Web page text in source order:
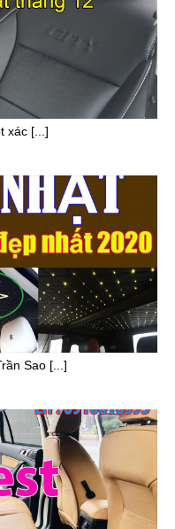
xác [...]
Sao [...]